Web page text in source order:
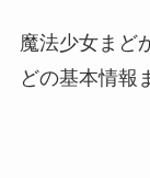
魔法少女まど
どの基本情報